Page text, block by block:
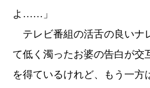
よ……」
テレビ番組の活舌の良いナ
て低く濁ったお婆の告白が交
を得ているけれど、もう一方